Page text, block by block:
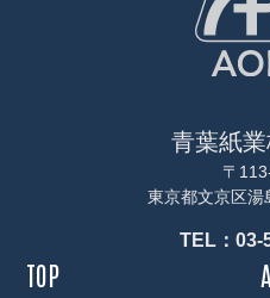
青葉紙
〒
東京都文京区
TEL：03-
TOP